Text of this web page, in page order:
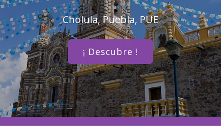
Cholula, Puebla, PUE
¡ Descubre !